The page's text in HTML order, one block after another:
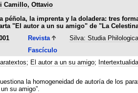
Camillo, Ottavio
péñola, la imprenta y la doladera: tres
"El autor a un su amigo" de "La
Revista
Silva: Studia
Fascículo
; El autor a un su amigo;
la homogeneidad de autoría de los
su amigo”.